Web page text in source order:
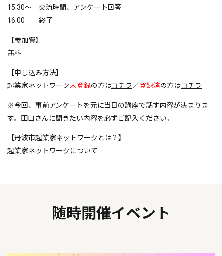
15:30～ 交流時間、アンケート回答
16:00 終了
【参加費】
無料
【申し込み方法】
起業家ネットワーク未登録の方はコチラ／登録済の方はコチラ
※今回、事前アンケートを元に当日の講座で話す内容が決まりま
す。田口さんに聞きたい内容を必ずご記入ください。
【丹波市起業家ネットワークとは？】
起業家ネットワークについて
随時開催イベント